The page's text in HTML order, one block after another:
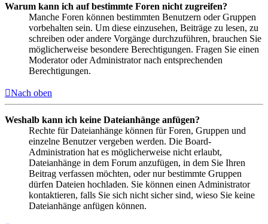
Warum kann ich auf bestimmte Foren nicht zugreifen?
Manche Foren können bestimmten Benutzern oder Gruppen
vorbehalten sein. Um diese einzusehen, Beiträge zu lesen, zu
schreiben oder andere Vorgänge durchzuführen, brauchen Sie
möglicherweise besondere Berechtigungen. Fragen Sie einen
Moderator oder Administrator nach entsprechenden
Berechtigungen.
Nach oben
Weshalb kann ich keine Dateianhänge anfügen?
Rechte für Dateianhänge können für Foren, Gruppen und
einzelne Benutzer vergeben werden. Die Board-
Administration hat es möglicherweise nicht erlaubt,
Dateianhänge in dem Forum anzufügen, in dem Sie Ihren
Beitrag verfassen möchten, oder nur bestimmte Gruppen
dürfen Dateien hochladen. Sie können einen Administrator
kontaktieren, falls Sie sich nicht sicher sind, wieso Sie keine
Dateianhänge anfügen können.